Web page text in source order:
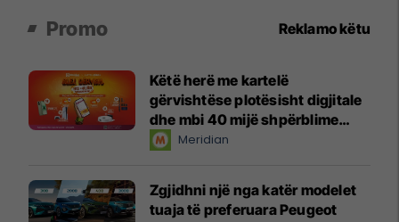
Promo Reklamo këtu
Këtë herë me kartelë
gërvishtëse plotësisht digjitale
dhe mbi 40 mijë shpërblime
instant!Meridian
Zgjidhni një nga katër modelet
tuaja të preferuara Peugeot